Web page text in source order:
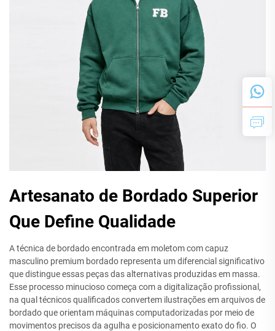
Artesanato de Bordado Superior
Que Define Qualidade
A técnica de bordado encontrada em moletom com capuz
masculino premium bordado representa um diferencial significativo
que distingue essas peças das alternativas produzidas em massa.
Esse processo minucioso começa com a digitalização profissional,
na qual técnicos qualificados convertem ilustrações em arquivos de
bordado que orientam máquinas computadorizadas por meio de
movimentos precisos da agulha e posicionamento exato do fio. O